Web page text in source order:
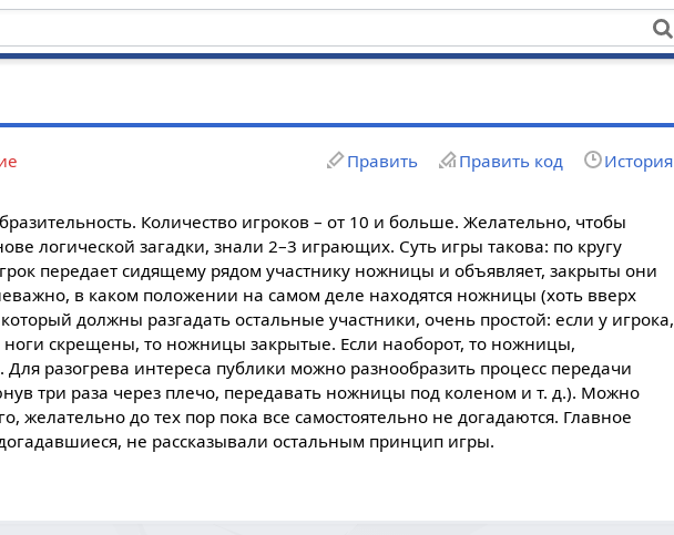
Править Править код История
Количество игроков – от 10 и больше. Желательно, чтобы
логической загадки, знали 2–3 играющих. Суть игры такова: по кругу
передает сидящему рядом участнику ножницы и объявляет, закрыты они
в каком положении на самом деле находятся ножницы (хоть вверх
должны разгадать остальные участники, очень простой: если у игрока,
скрещены, то ножницы закрытые. Если наоборот, то ножницы,
Для разогрева интереса публики можно разнообразить процесс передачи
три раза через плечо, передавать ножницы под коленом и т. д.). Можно
желательно до тех пор пока все самостоятельно не догадаются. Главное
не рассказывали остальным принцип игры.